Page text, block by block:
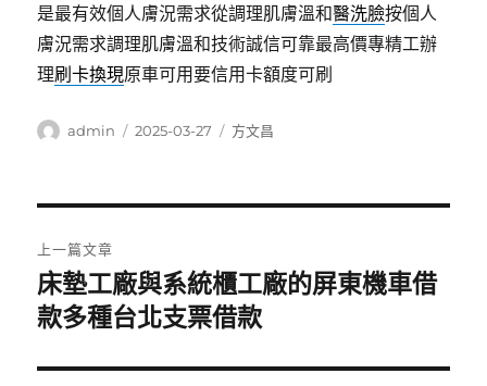
是最有效個人膚況需求從調理肌膚溫和醫洗臉按個人
膚況需求調理肌膚溫和技術誠信可靠最高價專精工辦
理刷卡換現原車可用要信用卡額度可刷
作
admin
發
2025-03-27
分
方文昌
章
導
覽
上一篇文章
上
一
文
床墊工廠與系統櫃工廠的屏東機車借
款多種台北支票借款